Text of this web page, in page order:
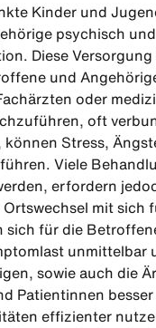
Kinder und
psychisch und
Diese
und
oder
oft
Stress,
Viele
erfordern
mit sich
sich für die
unmittelbar
sowie auch die
Patientinnen
effizienter